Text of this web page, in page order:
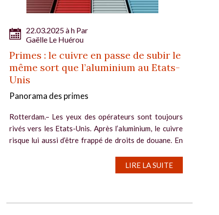
22.03.2025 à h Par
Gaëlle Le Huérou
Primes : le cuivre en passe de subir le
même sort que l’aluminium au Etats-
Unis
Panorama des primes
Rotterdam.– Les yeux des opérateurs sont toujours
rivés vers les Etats-Unis. Après l’aluminium, le cuivre
risque lui aussi d’être frappé de droits de douane. En
LIRE LA SUITE